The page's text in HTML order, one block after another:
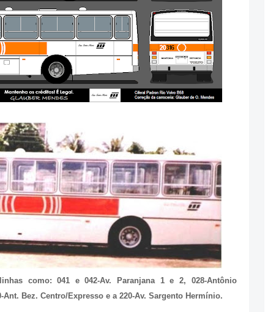
como: 041 e 042-Av. Paranjana 1 e 2, 028-Antônio
Ant. Bez. Centro/Expresso e a 220-Av. Sargento Hermínio.